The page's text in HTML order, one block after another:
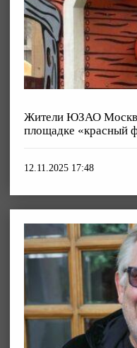
Жители ЮЗАО
площадке «красный
12.11.2025 17:48